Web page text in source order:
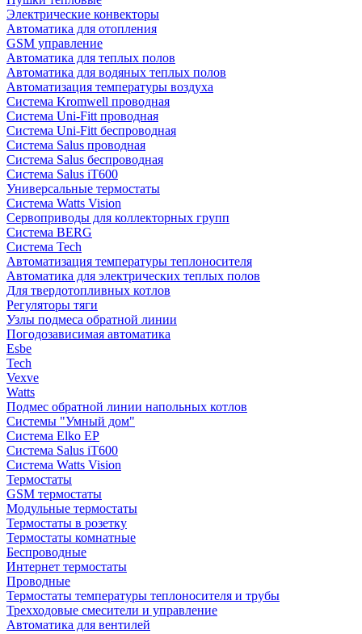
Электрические конвекторы
Автоматика для отопления
GSM управление
Автоматика для теплых полов
Автоматика для водяных теплых полов
Автоматизация температуры воздуха
Система Kromwell проводная
Система Uni-Fitt проводная
Система Uni-Fitt беспроводная
Система Salus проводная
Система Salus беспроводная
Система Salus iT600
Универсальные термостаты
Система Watts Vision
Сервоприводы для коллекторных групп
Система BERG
Система Tech
Автоматизация температуры теплоносителя
Автоматика для электрических теплых полов
Для твердотопливных котлов
Регуляторы тяги
Узлы подмеса обратной линии
Погодозависимая автоматика
Esbe
Tech
Vexve
Watts
Подмес обратной линии напольных котлов
Системы "Умный дом"
Система Elko EP
Система Salus iT600
Система Watts Vision
Термостаты
GSM термостаты
Модульные термостаты
Термостаты в розетку
Термостаты комнатные
Беспроводные
Интернет термостаты
Проводные
Термостаты температуры теплоносителя и трубы
Трехходовые смесители и управление
Автоматика для вентилей